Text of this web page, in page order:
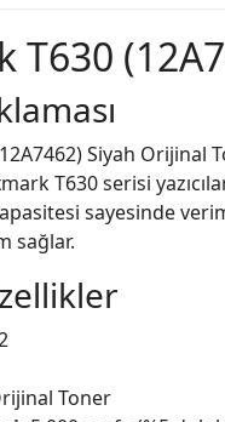
T630
Siyah
T630 serisi
sayesinde
sağlar.
Toner